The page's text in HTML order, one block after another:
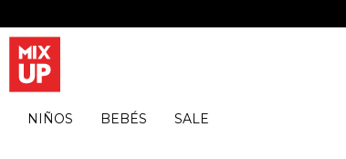
NIÑOS BEBÉS SALE